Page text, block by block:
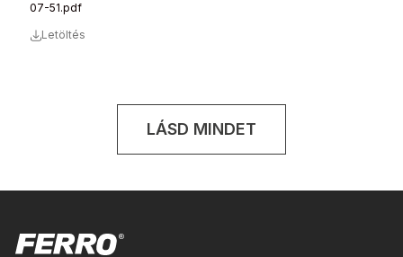
07-51.pdf
Letöltés
LÁSD MINDET